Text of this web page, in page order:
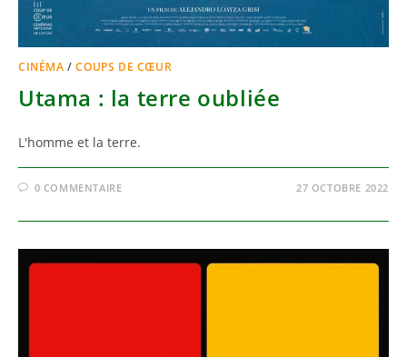
CINÉMA /COUPS DE CŒUR
Utama : la terre oubliée
L'homme et la terre.
0 COMMENTAIRE 27 OCTOBRE 2022